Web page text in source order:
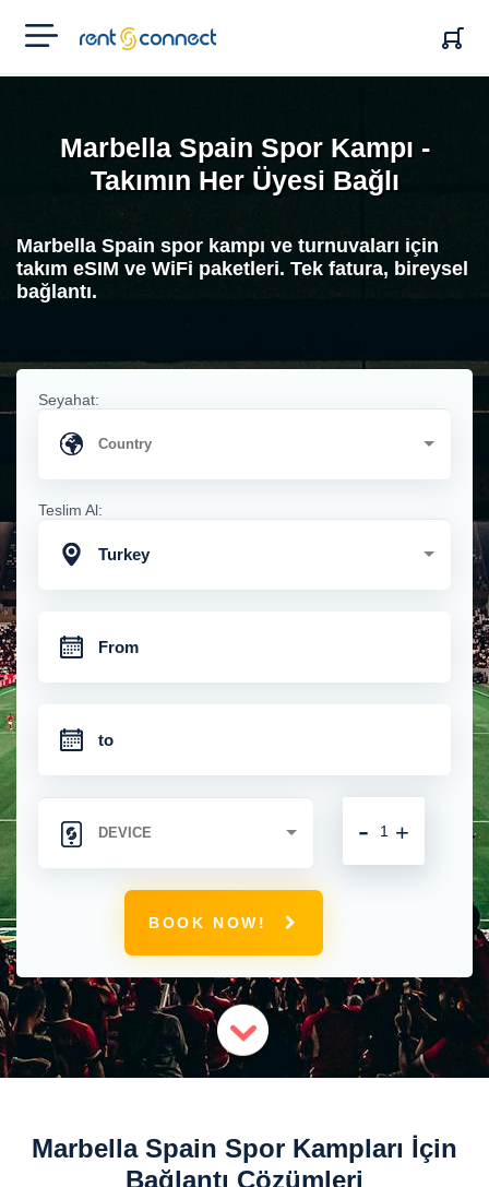
RENT'N
CONNECT
Marbella Spain Spor Kampı -
Takımın Her Üyesi Bağlı
Marbella Spain spor kampı ve turnuvaları için
takım eSIM ve WiFi paketleri. Tek fatura, bireysel
bağlantı.
Seyahat:
Teslim Al:
Turkey
+
-
BOOK NOW!
Marbella Spain Spor Kampları İçin
Bağlantı Çözümleri